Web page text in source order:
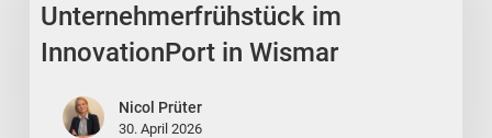
in
Wismar
Unternehmerfrühstück im
InnovationPort in Wismar
Nicol Prüter
30. April 2026